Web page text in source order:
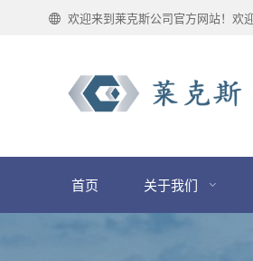
欢迎来到莱克斯公司官方网站！欢
首页 关于我们